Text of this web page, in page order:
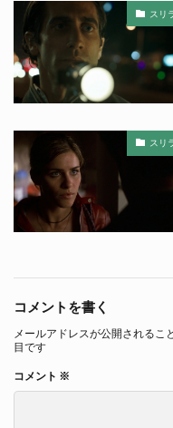
スリ
スリ
コメントを書く
メールアドレスが公開されるこ
目です
コメント ※